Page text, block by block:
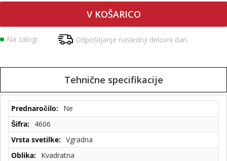
V KOŠARICO
Na zalogi Odpošiljanje naslednji delovni dan.
Tehnične specifikacije
Tehnične
specifikacije
Ne
4606
Vgradna
Kvadratna